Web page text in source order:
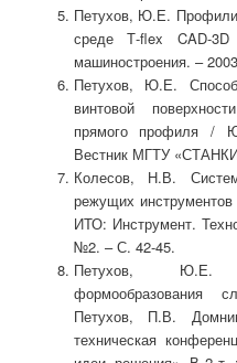
Петухов, Ю.Е.
среде Т-flex CAD-
машиностроения. –
Петухов, Ю.Е.
винтовой
прямого профиля /
Вестник МГТУ
Колесов, Н.В.
режущих
ИТО: Инструмент.
№2. – С. 42-45.
Петухов, Ю.Е.
формообразования
Петухов, П.В.
техническая